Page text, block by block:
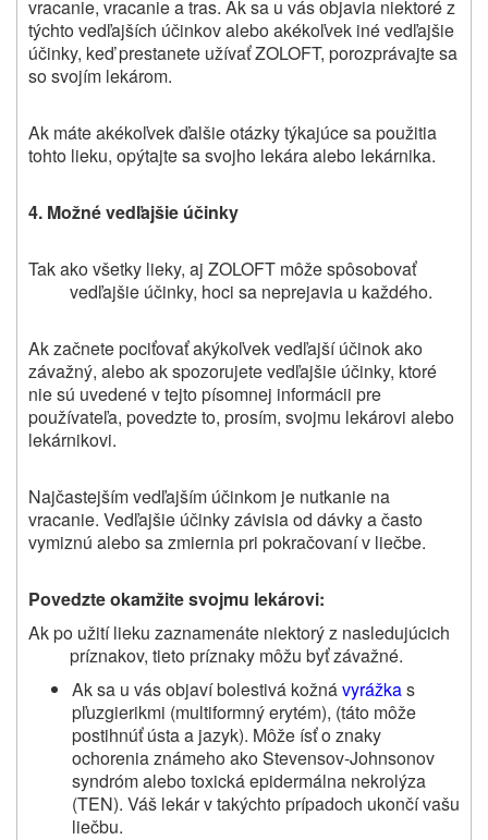
vracanie, vracanie a tras. Ak sa u vás objavia niektoré z
týchto vedľajších účinkov alebo akékoľvek iné vedľajšie
účinky, keď prestanete užívať ZOLOFT, porozprávajte sa
so svojím lekárom.
Ak máte akékoľvek ďalšie otázky týkajúce sa použitia
tohto lieku, opýtajte sa svojho lekára alebo lekárnika.
4. Možné vedľajšie účinky
Tak ako všetky lieky, aj ZOLOFT môže spôsobovať
vedľajšie účinky, hoci sa neprejavia u každého.
Ak začnete pociťovať akýkoľvek vedľajší účinok ako
závažný, alebo ak spozorujete vedľajšie účinky, ktoré
nie sú uvedené v tejto písomnej informácii pre
používateľa, povedzte to, prosím, svojmu lekárovi alebo
lekárnikovi.
Najčastejším vedľajším účinkom je nutkanie na
vracanie. Vedľajšie účinky závisia od dávky a často
vymiznú alebo sa zmiernia pri pokračovaní v liečbe.
Povedzte okamžite svojmu lekárovi:
Ak po užití lieku zaznamenáte niektorý z nasledujúcich
príznakov, tieto príznaky môžu byť závažné.
Ak sa u vás objaví bolestivá kožnávyrážkas
pľuzgierikmi (multiformný erytém), (táto môže
postihnúť ústa a jazyk). Môže ísť o znaky
ochorenia známeho ako Stevensov‑Johnsonov
syndróm alebo toxická epidermálna nekrolýza
(TEN). Váš lekár v takýchto prípadoch ukončí vašu
liečbu.